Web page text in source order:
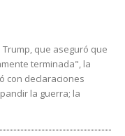
que aseguró que
terminada", la
con declaraciones
la guerra; la